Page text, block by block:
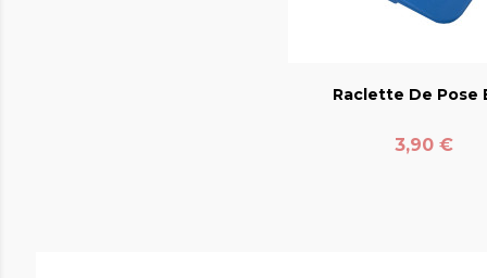
Raclette De Pose
Prix
3,90 €